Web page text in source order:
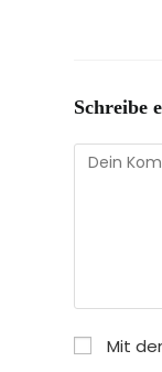
Schreibe
Mit